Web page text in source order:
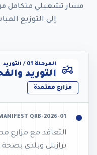
مسار تشغيلي متكامل
إلى التوزيع
agriculture المرحلة 01 / التوريد
التوريد
مزارع معتمدة
QRB-2026-01
التعاقد مع مزارع
برازيلي وبلدي